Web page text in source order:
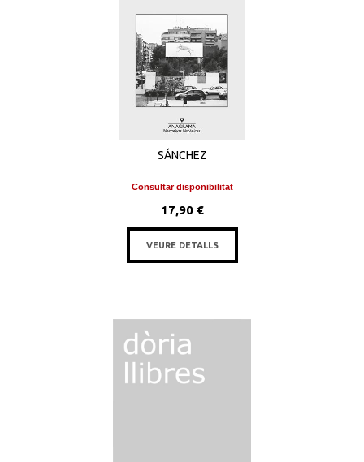
SÁNCHEZ
Consultar disponibilitat
17,90 €
VEURE DETALLS